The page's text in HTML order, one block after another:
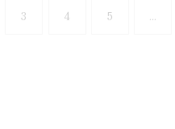
3 4 5 ...